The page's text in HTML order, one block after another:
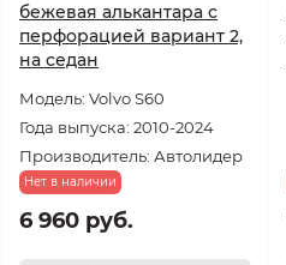
бежевая алькантара с
перфорацией вариант 2,
на седан
Модель: Volvo S60
Года выпуска: 2010-2024
Производитель: Автолидер
Нет в наличии
6 960 руб.